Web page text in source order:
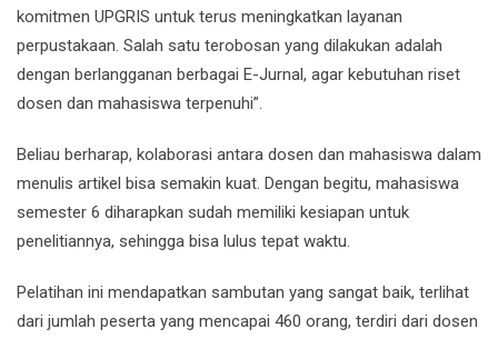
komitmen UPGRIS untuk terus meningkatkan layanan
perpustakaan. Salah satu terobosan yang dilakukan adalah
dengan berlangganan berbagai E-Jurnal, agar kebutuhan riset
dosen dan mahasiswa terpenuhi”.
Beliau berharap, kolaborasi antara dosen dan mahasiswa dalam
menulis artikel bisa semakin kuat. Dengan begitu, mahasiswa
semester 6 diharapkan sudah memiliki kesiapan untuk
penelitiannya, sehingga bisa lulus tepat waktu.
Pelatihan ini mendapatkan sambutan yang sangat baik, terlihat
dari jumlah peserta yang mencapai 460 orang, terdiri dari dosen